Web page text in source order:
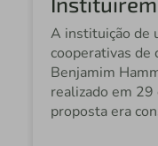
A instituição de
cooperativas de
Benjamim
realizado em
proposta era